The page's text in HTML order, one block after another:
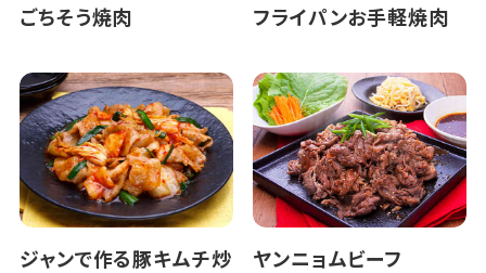
ごちそう焼肉 フライパンお手軽焼肉
ジャンで作る豚キムチ炒
ヤンニョムビーフ